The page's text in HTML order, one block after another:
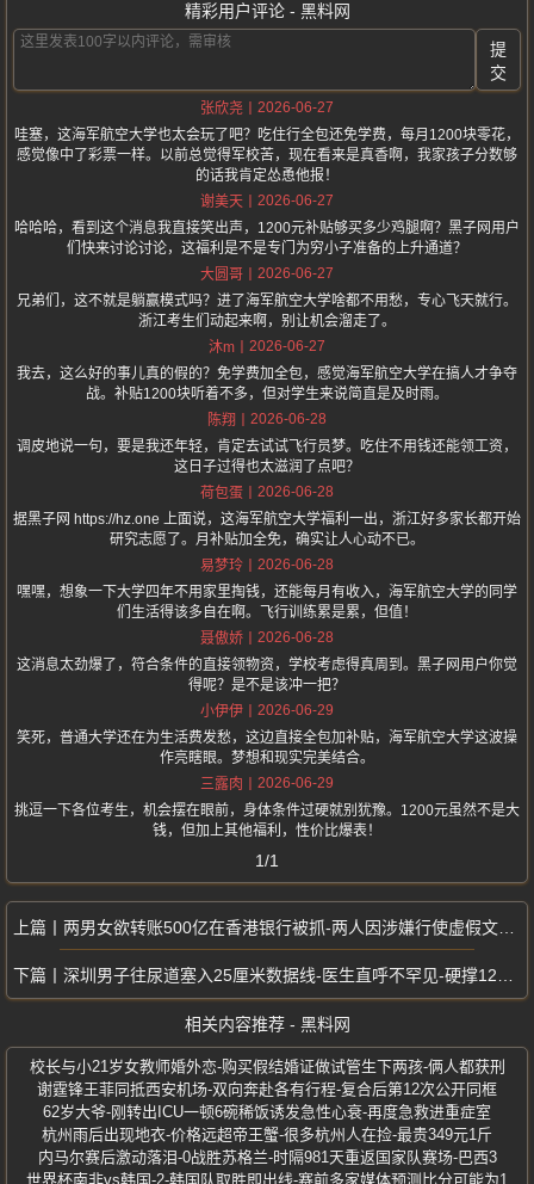
精彩用户评论 - 黑料网
提
交
张欣尧
2026-06-27
哇塞，这海军航空大学也太会玩了吧？吃住行全包还免学费，每月1200块零花，
感觉像中了彩票一样。以前总觉得军校苦，现在看来是真香啊，我家孩子分数够
的话我肯定怂恿他报！
谢美天
2026-06-27
哈哈哈，看到这个消息我直接笑出声，1200元补贴够买多少鸡腿啊？黑子网用户
们快来讨论讨论，这福利是不是专门为穷小子准备的上升通道？
大圆哥
2026-06-27
兄弟们，这不就是躺赢模式吗？进了海军航空大学啥都不用愁，专心飞天就行。
浙江考生们动起来啊，别让机会溜走了。
沐m
2026-06-27
我去，这么好的事儿真的假的？免学费加全包，感觉海军航空大学在搞人才争夺
战。补贴1200块听着不多，但对学生来说简直是及时雨。
陈翔
2026-06-28
调皮地说一句，要是我还年轻，肯定去试试飞行员梦。吃住不用钱还能领工资，
这日子过得也太滋润了点吧？
荷包蛋
2026-06-28
据黑子网 https://hz.one 上面说，这海军航空大学福利一出，浙江好多家长都开始
研究志愿了。月补贴加全免，确实让人心动不已。
易梦玲
2026-06-28
嘿嘿，想象一下大学四年不用家里掏钱，还能每月有收入，海军航空大学的同学
们生活得该多自在啊。飞行训练累是累，但值！
聂傲娇
2026-06-28
这消息太劲爆了，符合条件的直接领物资，学校考虑得真周到。黑子网用户你觉
得呢？是不是该冲一把？
小伊伊
2026-06-29
笑死，普通大学还在为生活费发愁，这边直接全包加补贴，海军航空大学这波操
作亮瞎眼。梦想和现实完美结合。
三露肉
2026-06-29
挑逗一下各位考生，机会摆在眼前，身体条件过硬就别犹豫。1200元虽然不是大
钱，但加上其他福利，性价比爆表！
1/1
两男女欲转账500亿在香港银行被抓-两人因涉嫌行使虚假文书被捕
深圳男子往尿道塞入25厘米数据线-医生直呼不罕见-硬撑12小时取不出
相关内容推荐 - 黑料网
校长与小21岁女教师婚外恋-购买假结婚证做试管生下两孩-俩人都获刑
谢霆锋王菲同抵西安机场-双向奔赴各有行程-复合后第12次公开同框
62岁大爷-刚转出ICU一顿6碗稀饭诱发急性心衰-再度急救进重症室
杭州雨后出现地衣-价格远超帝王蟹-很多杭州人在捡-最贵349元1斤
内马尔赛后激动落泪-0战胜苏格兰-时隔981天重返国家队赛场-巴西3
世界杯南非vs韩国-2-韩国队取胜即出线-赛前多家媒体预测比分可能为1